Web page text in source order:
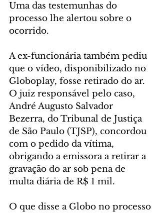
Uma das testemunhas do
processo lhe alertou sobre o
ocorrido.
A ex-funcionária também pediu
que o vídeo, disponibilizado no
Globoplay, fosse retirado do ar.
O juiz responsável pelo caso,
André Augusto Salvador
Bezerra, do Tribunal de Justiça
de São Paulo (TJSP), concordou
com o pedido da vítima,
obrigando a emissora a retirar a
gravação do ar sob pena de
multa diária de R$ 1 mil.
O que disse a Globo no processo